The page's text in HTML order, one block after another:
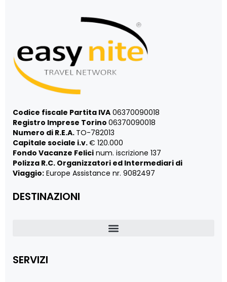
Codice fiscale Partita IVA 06370090018
Registro Imprese Torino 06370090018
Numero di R.E.A. TO-782013
Capitale sociale i.v.€ 120.000
Fondo Vacanze Felici num. iscrizione 137
Polizza R.C. Organizzatori ed Intermediari di
Viaggio: Europe Assistance nr. 9082497
DESTINAZIONI
SERVIZI